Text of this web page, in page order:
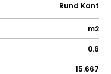
Rund Kant
m2
0.6
15.667